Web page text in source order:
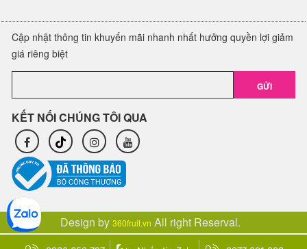
Cập nhật thông tin khuyến mãi nhanh nhất hưởng quyền lợi giảm
giá riêng biệt
GỬI
KẾT NỐI CHÚNG TÔI QUA
Design by 360fruit.vn All right Reserval.